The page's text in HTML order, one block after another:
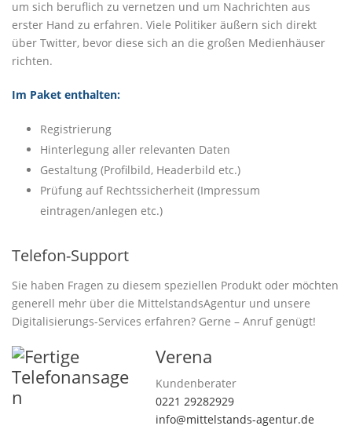
um sich beruflich zu vernetzen und um Nachrichten aus
erster Hand zu erfahren. Viele Politiker äußern sich direkt
über Twitter, bevor diese sich an die großen Medienhäuser
richten.
Im Paket enthalten:
Registrierung
Hinterlegung aller relevanten Daten
Gestaltung (Profilbild, Headerbild etc.)
Prüfung auf Rechtssicherheit (Impressum
eintragen/anlegen etc.)
Telefon-Support
Sie haben Fragen zu diesem speziellen Produkt oder möchten
generell mehr über die MittelstandsAgentur und unsere
Digitalisierungs-Services erfahren? Gerne – Anruf genügt!
Verena
Kundenberater
0221 29282929
info@mittelstands-agentur.de